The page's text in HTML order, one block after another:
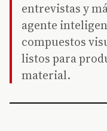
entrevistas y
agente
compuestos
listos para
material.